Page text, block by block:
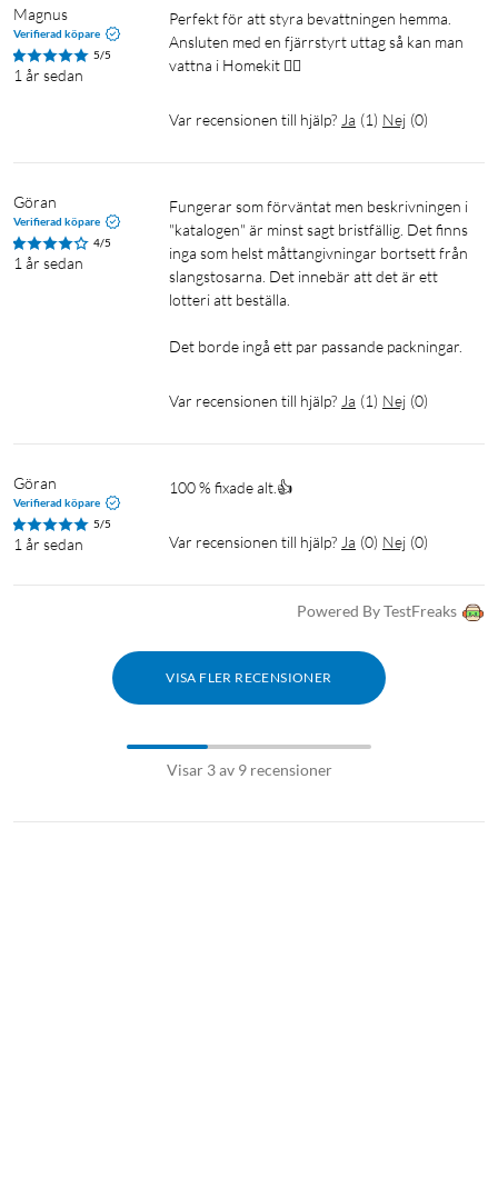
Magnus
Verifierad köpare
5/5
1 år sedan
Perfekt för att styra bevattningen hemma.
Ansluten med en fjärrstyrt uttag så kan man
vattna i Homekit 👍🏼
Var recensionen till hjälp? Ja (1) Nej (0)
Göran
Verifierad köpare
4/5
1 år sedan
Fungerar som förväntat men beskrivningen i
"katalogen" är minst sagt bristfällig. Det finns
inga som helst måttangivningar bortsett från
slangstosarna. Det innebär att det är ett
lotteri att beställa.
Det borde ingå ett par passande packningar.
Var recensionen till hjälp? Ja (1) Nej (0)
Göran
Verifierad köpare
5/5
1 år sedan
100 % fixade alt.👍
Var recensionen till hjälp? Ja (0) Nej (0)
Powered By TestFreaks
VISA FLER RECENSIONER
Visar 3 av 9 recensioner